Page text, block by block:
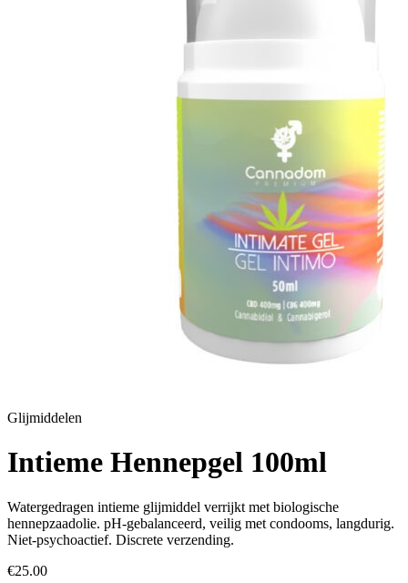
Glijmiddelen
Intieme Hennepgel 100ml
Watergedragen intieme glijmiddel verrijkt met biologische
hennepzaadolie. pH-gebalanceerd, veilig met condooms, langdurig.
Niet-psychoactief. Discrete verzending.
€25.00